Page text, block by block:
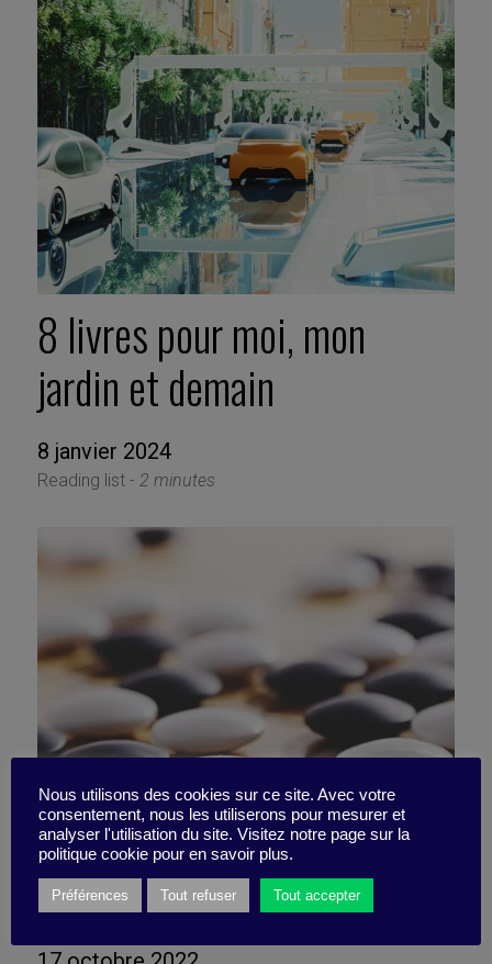
8 livres pour moi, mon
jardin et demain
8 janvier 2024
Reading list - 2 minutes
Occupez le terrain !
Nous utilisons des cookies sur ce site. Avec votre
consentement, nous les utiliserons pour mesurer et
analyser l'utilisation du site. Visitez notre page sur la
politique cookie pour en savoir plus.
Préférences Tout refuser Tout accepter